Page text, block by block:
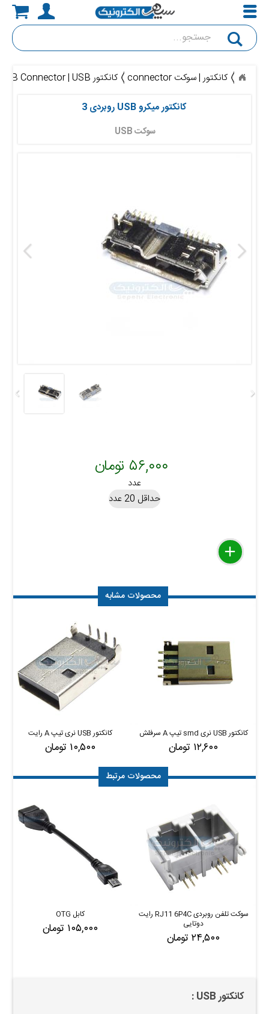
جستجو
کانکتور | سوکت connector
کانکتور USB Connector | USB
کانکتور میکرو USB روبردی 3
سوکت USB
۵۶,۰۰۰ تومان
عدد
حداقل 20 عدد
delete
remove
add
محصولات مشابه
کانکتور USB نری smd تیپ A سرفلش
۱۲,۶۰۰ تومان
کانکتور USB نری تیپ A رایت
۱۰,۵۰۰ تومان
محصولات مرتبط
سوکت تلفن روبردی RJ11 6P4C رایت
دوتایی
۲۴,۵۰۰ تومان
کابل OTG
۱۰۵,۰۰۰ تومان
کانکتور USB :